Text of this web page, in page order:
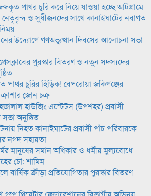
পাথর চুরি করে নিয়ে যাওয়া হচ্ছে আটগ্রামে
ও সুধীজনদের সাথে কানাইঘাটের নবাগত
উদ্যোগে গণঅভ্যুত্থান দিবসের আলোচনা সভা
পুরস্কার বিতরণ ও নতুন সদস্যদের
পাথর চুরির হিড়িক! বেপরোয়া জকিগঞ্জের
জোন চক্র
হাউজিং এস্টেটস (উপশহর) প্রবাসী
অনুষ্ঠিত
নিহত কানাইঘাটের প্রবাসী পাঁচ পরিবারকে
নগদ সহায়তা
মানুষের সমান অধিকার ও ধর্মীয় মুল্যবোধে
চৌ: শামিম
বার্ষিক ক্রীড়া প্রতিযোগিতার পুরস্কার বিতরণ